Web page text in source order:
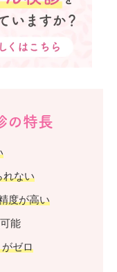
の特長
れない
度が高い
能
ゼロ